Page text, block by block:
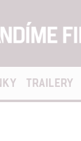
TRAILERY